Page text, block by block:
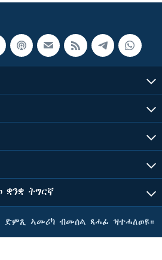
ቋንቋ ትግርኛ
ድምጺ ኣመሪካ ብመሰል ጸሓፊ ዝተሓለወዩ።